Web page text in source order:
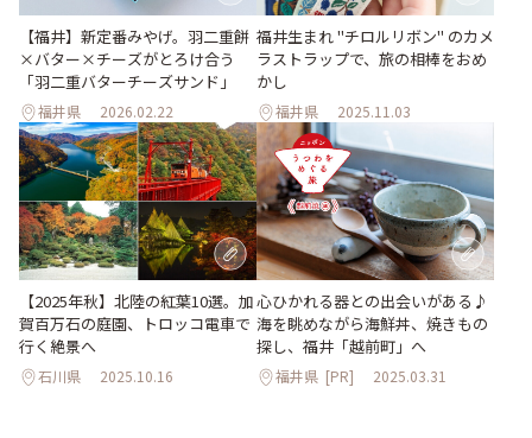
【福井】新定番みやげ。羽二重餅
×バター×チーズがとろけ合う
「羽二重バターチーズサンド」
福井県 2026.02.22
福井生まれ "チロルリボン" のカメ
ラストラップで、旅の相棒をおめ
かし
福井県 2025.11.03
【2025年秋】北陸の紅葉10選。加
賀百万石の庭園、トロッコ電車で
行く絶景へ
石川県 2025.10.16
心ひかれる器との出会いがある♪
海を眺めながら海鮮丼、焼きもの
探し、福井「越前町」へ
福井県 [PR] 2025.03.31